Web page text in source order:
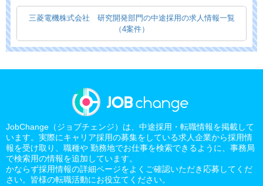
三菱電機株式会社 研究開発部門の中途採用の求人情報一覧
（4案件）
JobChange（ジョブチェンジ）は、中途採用・転職情報を掲載して
います。実際にキャリア採用の募集をしている求人企業から採用情
報を受け取り、職種や 勤務地でお仕事を検索できるように、事務局
で検索用の情報を追加しています。
かならず採用情報の詳細ページをよくご確認いただき応募してくだ
さい。皆様の転職活動にお役立てください。